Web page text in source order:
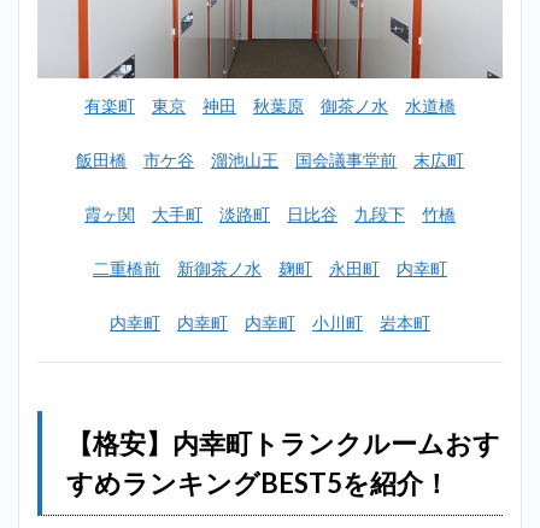
ーム
ラン
グ
BEST5
介！
1位：
ース
ージ
（内
幸町
に一
番近
い店
有楽町 東京 神田 秋葉原 御茶ノ水 水道橋
飯田橋 市ケ谷 溜池山王 国会議事堂前 末広町
霞ヶ関 大手町 淡路町 日比谷 九段下 竹橋
二重橋前 新御茶ノ水 麹町 永田町 内幸町
内幸町 内幸町 内幸町 小川町 岩本町
【格安】内幸町トランクルームおす
すめランキングBEST5を紹介！